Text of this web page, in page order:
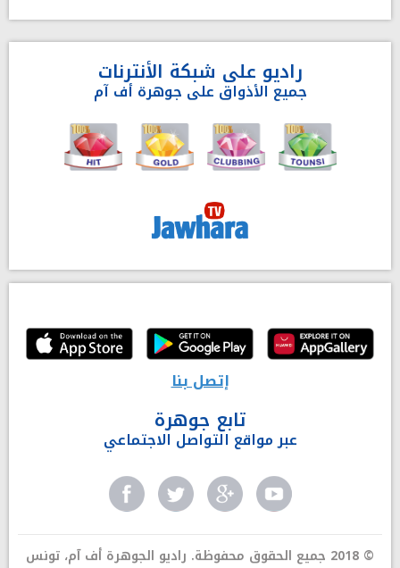
راديو على شبكة الأنترنات
جميع الأذواق على جوهرة أف آم
إتصل بنا
تابع جوهرة
عبر مواقع التواصل الاجتماعي
© 2018 جميع الحقوق محفوظة. راديو الجوهرة أف آم، تونس